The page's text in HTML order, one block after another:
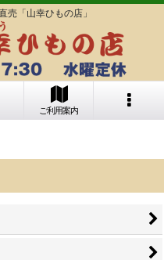
「山幸ひもの店」
ご利用案内